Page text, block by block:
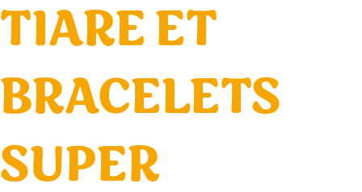
TIARE ET
BRACELETS
SUPER